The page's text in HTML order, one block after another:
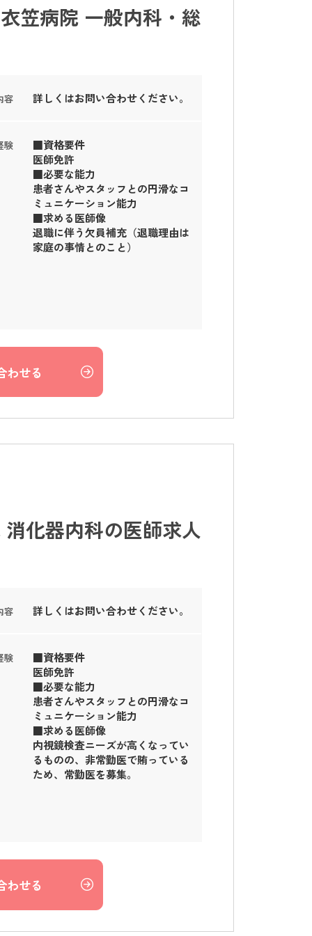
笠病院 一般内科・総
容 詳しくはお問い合わせください。
験
■資格要件
医師免許
■必要な能力
患者さんやスタッフとの円滑なコ
ミュニケーション能力
■求める医師像
退職に伴う欠員補充（退職理由は
家庭の事情とのこと）
わせる
化器内科の医師求人
容 詳しくはお問い合わせください。
験
■資格要件
医師免許
■必要な能力
患者さんやスタッフとの円滑なコ
ミュニケーション能力
■求める医師像
内視鏡検査ニーズが高くなってい
るものの、非常勤医で賄っている
ため、常勤医を募集。
わせる